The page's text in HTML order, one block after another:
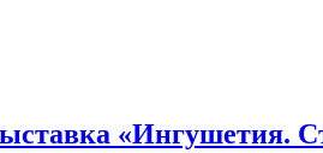
«Ингушетия.